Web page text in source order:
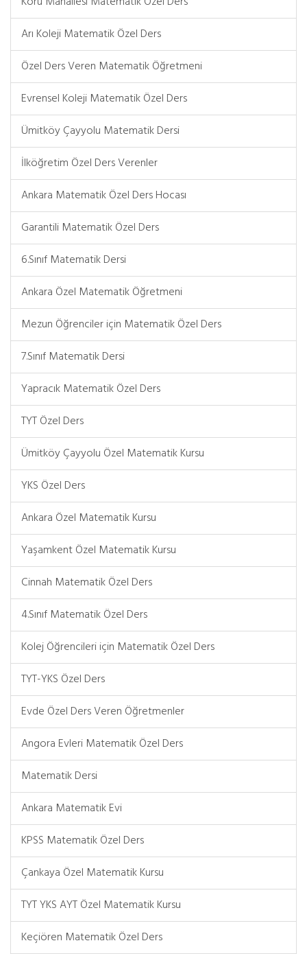
Arı Koleji Matematik Özel Ders
Özel Ders Veren Matematik Öğretmeni
Evrensel Koleji Matematik Özel Ders
Ümitköy Çayyolu Matematik Dersi
İlköğretim Özel Ders Verenler
Ankara Matematik Özel Ders Hocası
Garantili Matematik Özel Ders
6.Sınıf Matematik Dersi
Ankara Özel Matematik Öğretmeni
Mezun Öğrenciler için Matematik Özel Ders
7.Sınıf Matematik Dersi
Yapracık Matematik Özel Ders
TYT Özel Ders
Ümitköy Çayyolu Özel Matematik Kursu
YKS Özel Ders
Ankara Özel Matematik Kursu
Yaşamkent Özel Matematik Kursu
Cinnah Matematik Özel Ders
4.Sınıf Matematik Özel Ders
Kolej Öğrencileri için Matematik Özel Ders
TYT-YKS Özel Ders
Evde Özel Ders Veren Öğretmenler
Angora Evleri Matematik Özel Ders
Matematik Dersi
Ankara Matematik Evi
KPSS Matematik Özel Ders
Çankaya Özel Matematik Kursu
TYT YKS AYT Özel Matematik Kursu
Keçiören Matematik Özel Ders